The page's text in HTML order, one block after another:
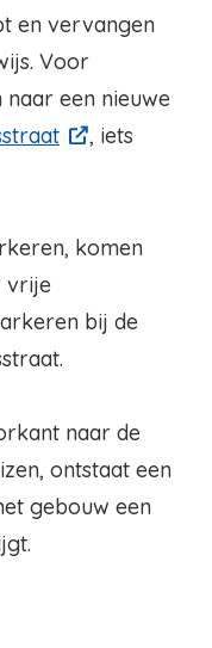
en vervangen
Voor
een nieuwe
, iets
komen
vrije
bij de
naar de
ontstaat een
gebouw een